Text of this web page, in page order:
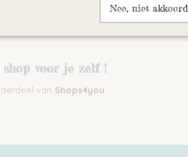
shop voor je zelf !
van Shops4you
Nee, niet akkoord